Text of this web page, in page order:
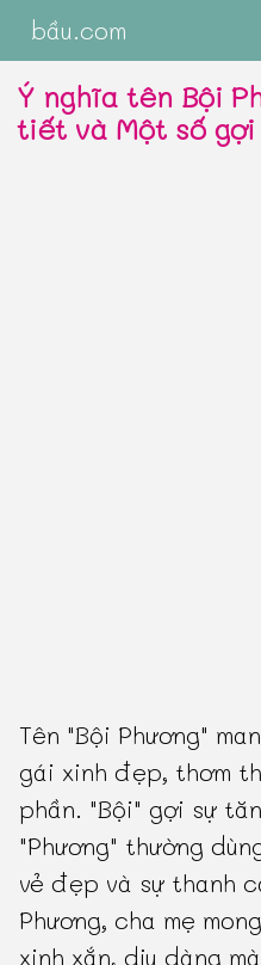
bầu.com
Ý nghĩa tên Bội
tiết và Một số
Tên "Bội Phương"
gái xinh đẹp, thơm
phần. "Bội" gợi sự
"Phương" thường
vẻ đẹp và sự thanh
Phương, cha mẹ
xinh xắn, dịu dàng